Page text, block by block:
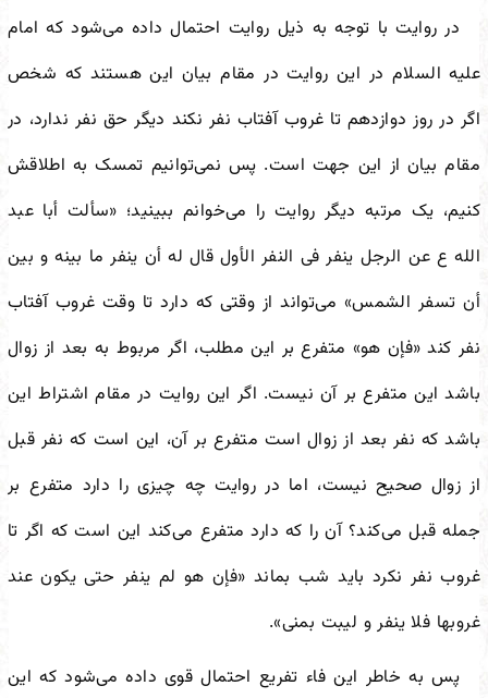
در روایت با توجه به ذیل روایت احتمال داده می‌شود که امام
علیه السلام در این روایت در مقام بیان این هستند که شخص
اگر در روز دوازدهم تا غروب آفتاب نفر نکند دیگر حق نفر ندارد، در
مقام بیان از این جهت است. پس نمی‌توانیم تمسک به اطلاقش
کنیم، یک مرتبه دیگر روایت را می‌خوانم ببینید؛ «سألت أبا عبد
الله ع عن الرجل ینفر فی النفر الأول قال له أن ینفر ما بینه و بین
أن تسفر الشمس» می‌تواند از وقتی که دارد تا وقت غروب آفتاب
نفر کند ‌«فإن‌ هو» متفرع بر این مطلب، اگر مربوط به بعد از زوال
باشد این متفرع بر آن نیست. اگر این روایت در مقام اشتراط این
باشد که نفر بعد از زوال است متفرع بر آن، این است که نفر قبل
از زوال صحیح نیست، اما در روایت چه چیزی را دارد متفرع بر
جمله قبل می‌کند؟ آن را که دارد متفرع می‌کند این است که اگر تا
غروب نفر نکرد باید شب بماند «فإن‌ هو لم‌ ینفر حتى یکون عند
غروبها فلا ینفر و لیبت بمنى».
پس به خاطر این فاء تفریع احتمال قوی داده می‌شود که این